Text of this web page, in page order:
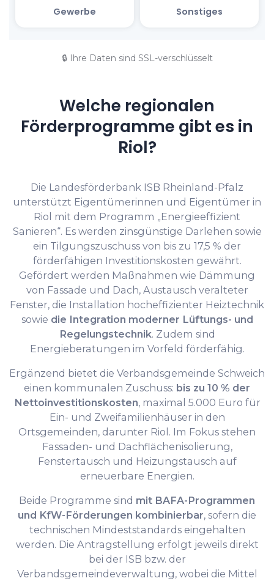
🔒 Ihre Daten sind SSL-verschlüsselt
Welche regionalen
Förderprogramme gibt es in
Riol?
Die Landesförderbank ISB Rheinland-Pfalz
unterstützt Eigentümerinnen und Eigentümer in
Riol mit dem Programm „Energieeffizient
Sanieren“. Es werden zinsgünstige Darlehen sowie
ein Tilgungszuschuss von bis zu 17,5 % der
förderfähigen Investitionskosten gewährt.
Gefördert werden Maßnahmen wie Dämmung
von Fassade und Dach, Austausch veralteter
Fenster, die Installation hocheffizienter Heiztechnik
sowie die Integration moderner Lüftungs- und
Regelungstechnik. Zudem sind
Energieberatungen im Vorfeld förderfähig.
Ergänzend bietet die Verbandsgemeinde Schweich
einen kommunalen Zuschuss: bis zu 10 % der
Nettoinvestitionskosten, maximal 5.000 Euro für
Ein- und Zweifamilienhäuser in den
Ortsgemeinden, darunter Riol. Im Fokus stehen
Fassaden- und Dachflächenisolierung,
Fenstertausch und Heizungstausch auf
erneuerbare Energien.
Beide Programme sind mit BAFA-Programmen
und KfW-Förderungen kombinierbar, sofern die
technischen Mindeststandards eingehalten
werden. Die Antragstellung erfolgt jeweils direkt
bei der ISB bzw. der
Verbandsgemeindeverwaltung, wobei die Mittel